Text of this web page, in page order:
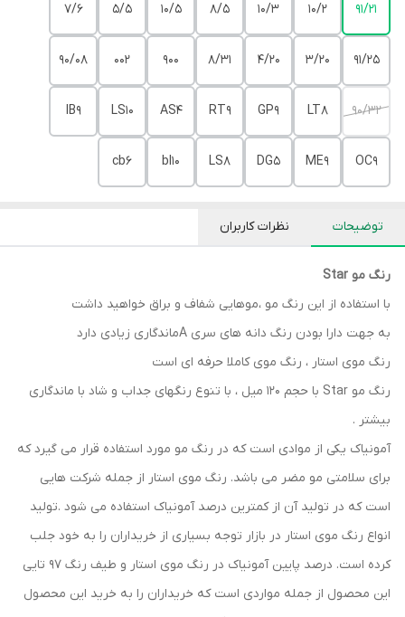
91/21
10/2
10/3
8/5
10/5
5/5
7/6
91/25
3/20
4/20
8/31
900
002
90/08
90/32
LT8
GP9
RT9
AS4
LS10
IB9
OC9
ME9
DG5
LS8
bl10
cb6
توضیحات نظرات کاربران
رنگ مو Star
با استفاده از این رنگ مو ،موهایی شفاف و براق خواهید داشت
به جهت دارا بودن رنگ دانه های سری Aماندگاری زیادی دارد
رنگ موی استار ، رنگ موی کاملا حرفه ای است
رنگ مو Star با حجم 120 میل ، با تنوع رنگهای جداب و شاد با ماندگاری
بیشتر .
آمونیاک یکی از موادی است که در رنگ مو مورد استفاده قرار می گیرد که
برای سلامتی مو مضر می باشد. رنگ موی استار از جمله شرکت هایی
است که در تولید آن از کمترین درصد آمونیاک استفاده می شود .تولید
انواع رنگ موی استار در بازار توجه بسیاری از خریداران را به خود جلب
کرده است. درصد پایین آمونیاک در رنگ موی استار و طیف رنگ ۹۷ تایی
این محصول از جمله مواردی است که خریداران را به خرید این محصول